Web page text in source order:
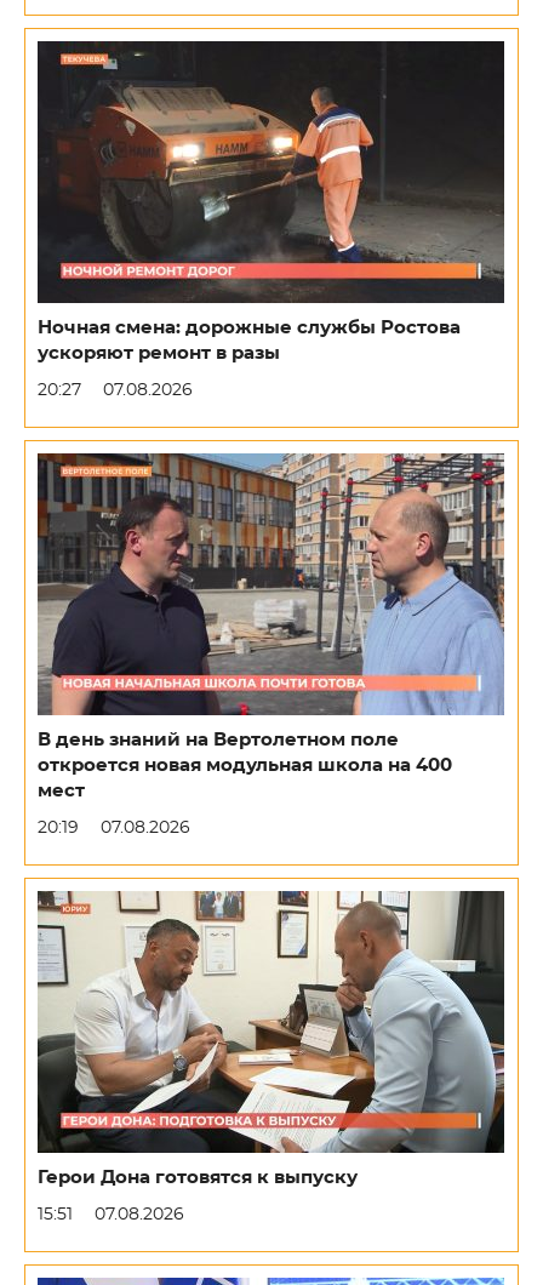
Ночная смена: дорожные службы Ростова
ускоряют ремонт в разы
20:27 07.08.2026
В день знаний на Вертолетном поле
откроется новая модульная школа на 400
мест
20:19 07.08.2026
Герои Дона готовятся к выпуску
15:51 07.08.2026